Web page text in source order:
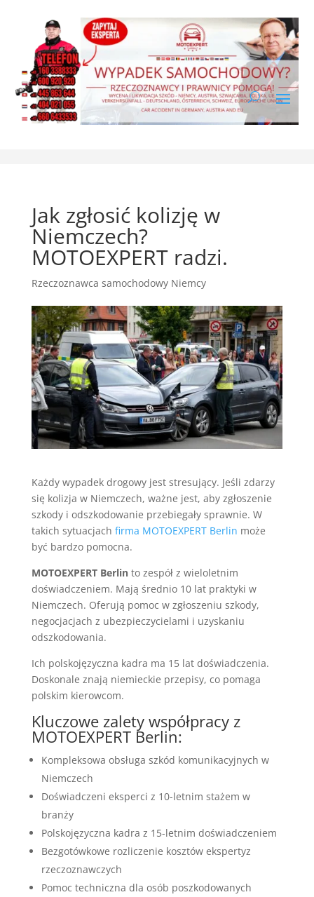
Jak zgłosić kolizję w
Niemczech?
MOTOEXPERT radzi.
Rzeczoznawca samochodowy Niemcy
Każdy wypadek drogowy jest stresujący. Jeśli zdarzy
się kolizja w Niemczech, ważne jest, aby zgłoszenie
szkody i odszkodowanie przebiegały sprawnie. W
takich sytuacjach firma MOTOEXPERT Berlin może
być bardzo pomocna.
MOTOEXPERT Berlinto zespół z wieloletnim
doświadczeniem. Mają średnio 10 lat praktyki w
Niemczech. Oferują pomoc w zgłoszeniu szkody,
negocjacjach z ubezpieczycielami i uzyskaniu
odszkodowania.
Ich polskojęzyczna kadra ma 15 lat doświadczenia.
Doskonale znają niemieckie przepisy, co pomaga
polskim kierowcom.
Kluczowe zalety współpracy z
MOTOEXPERT Berlin:
Kompleksowa obsługa szkód komunikacyjnych w
Niemczech
Doświadczeni eksperci z 10-letnim stażem w
branży
Polskojęzyczna kadra z 15-letnim doświadczeniem
Bezgotówkowe rozliczenie kosztów ekspertyz
rzeczoznawczych
Pomoc techniczna dla osób poszkodowanych